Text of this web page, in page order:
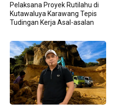
Pelaksana Proyek Rutilahu di
Kutawaluya Karawang Tepis
Tudingan Kerja Asal-asalan